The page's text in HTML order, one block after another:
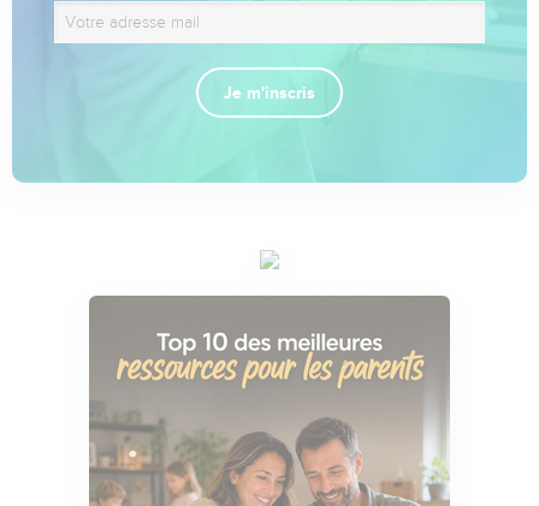
Je m'inscris